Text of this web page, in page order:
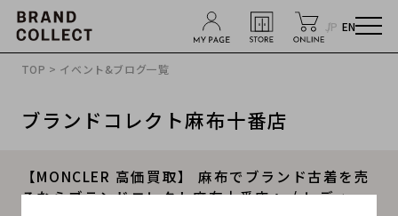
JP EN
TOP > イベント&ブログ一覧
ブランドコレクト麻布十番店
【MONCLER 高価買取】 麻布でブランド古着を売
るならブランドコレクト麻布十番店へ / レディー